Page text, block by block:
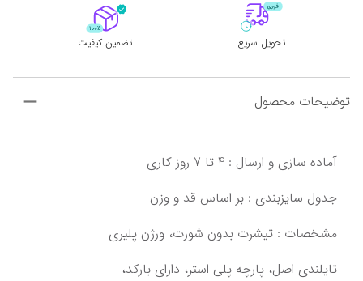
تحویل سریع تضمین کیفیت
توضیحات محصول
تایلندی اصل،‌ پارچه پلی استر، دارای بارکد،